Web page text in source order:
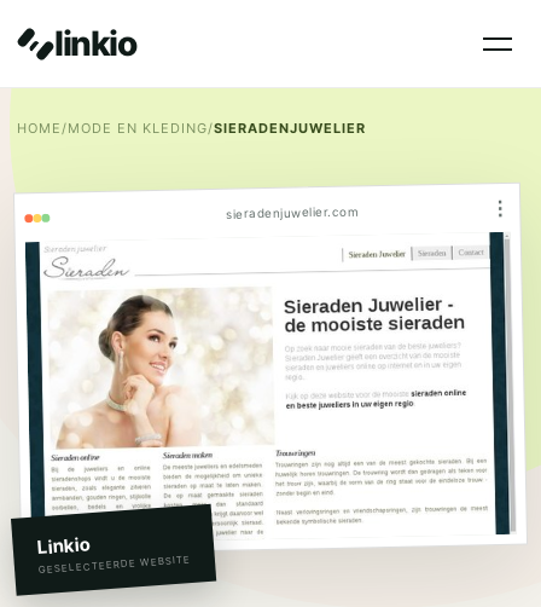
linkio
HOME/MODE EN KLEDING/SIERADENJUWELIER
sieradenjuwelier.com ⋮
Linkio
GESELECTEERDE WEBSITE